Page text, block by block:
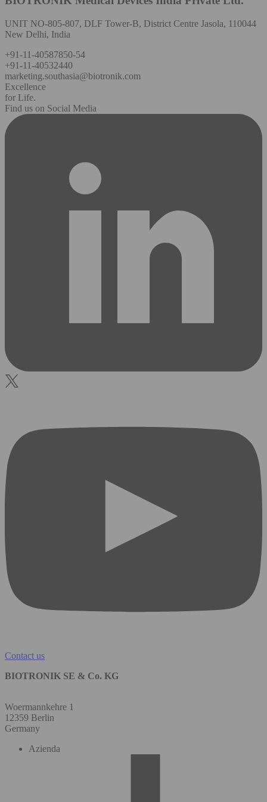
UNIT NO-805-807, DLF Tower-B, District Centre Jasola, 110044
New Delhi, India
+91-11-40587850-54
+91-11-40532440
marketing.southasia@biotronik.com
Excellence
for Life.
Find us on Social Media
Contact us
BIOTRONIK SE & Co. KG
Woermannkehre 1
12359 Berlin
Germany
Azienda